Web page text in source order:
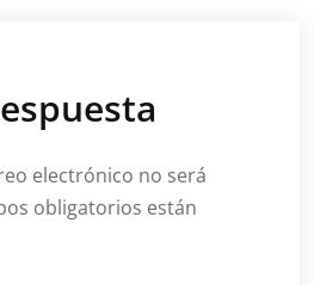
electrónico no será
obligatorios están